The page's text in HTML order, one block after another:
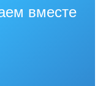
вместе